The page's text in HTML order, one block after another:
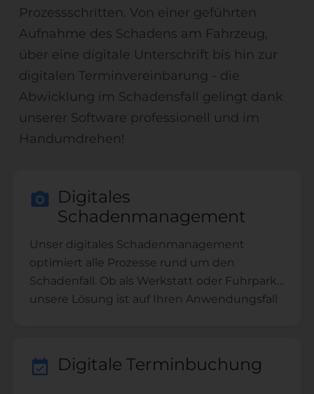
Prozessschritten. Von einer geführten
Aufnahme des Schadens am Fahrzeug,
über eine digitale Unterschrift bis hin zur
digitalen Terminvereinbarung - die
Abwicklung im Schadensfall gelingt dank
unserer Software professionell und im
Handumdrehen!
Digitales
Schadenmanagement
Unser digitales Schadenmanagement
optimiert alle Prozesse rund um den
Schadenfall. Ob als Werkstatt oder Fuhrpark -
unsere Lösung ist auf Ihren Anwendungsfall
Abwicklung von Schadenfällen.
Digitale Terminbuchung